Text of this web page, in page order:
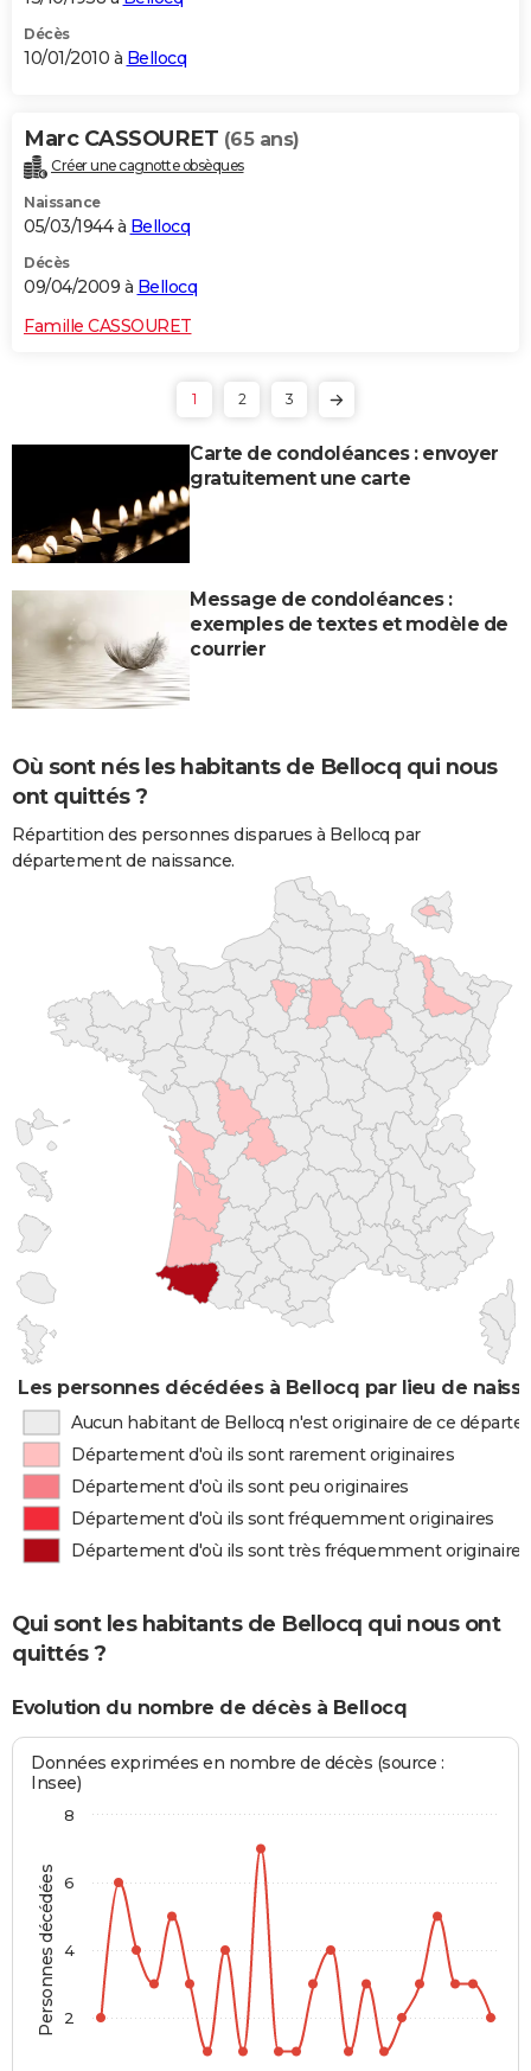
Décès
10/01/2010 à Bellocq
Marc CASSOURET (65 ans)
Créer une cagnotte obsèques
Naissance
05/03/1944 à Bellocq
Décès
09/04/2009 à Bellocq
Famille CASSOURET
1 2 3
Carte de condoléances : envoyer
gratuitement une carte
Message de condoléances :
exemples de textes et modèle de
courrier
Où sont nés les habitants de Bellocq qui nous
ont quittés ?
Répartition des personnes disparues à Bellocq par
département de naissance.
Les personnes décédées à Bellocq par lieu de
Aucun habitant de Bellocq n'est originaire de ce
Département d'où ils sont rarement originaires
Département d'où ils sont peu originaires
Département d'où ils sont fréquemment originaires
Département d'où ils sont très fréquemment originaires
Qui sont les habitants de Bellocq qui nous ont
quittés ?
Evolution du nombre de décès à Bellocq
Personnes décédées
Données exprimées en nombre de décès (source :
Insee)
2
4
6
8